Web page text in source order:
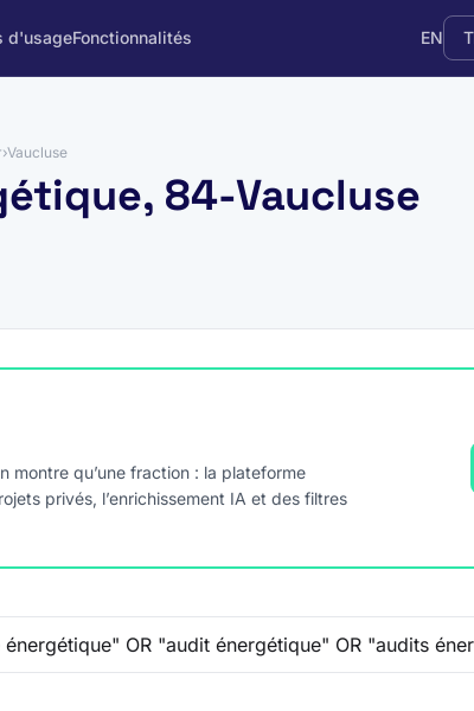
d'usageFonctionnalités EN
›Vaucluse
84-Vaucluse
montre qu’une fraction : la plateforme
privés, l’enrichissement IA et des filtres